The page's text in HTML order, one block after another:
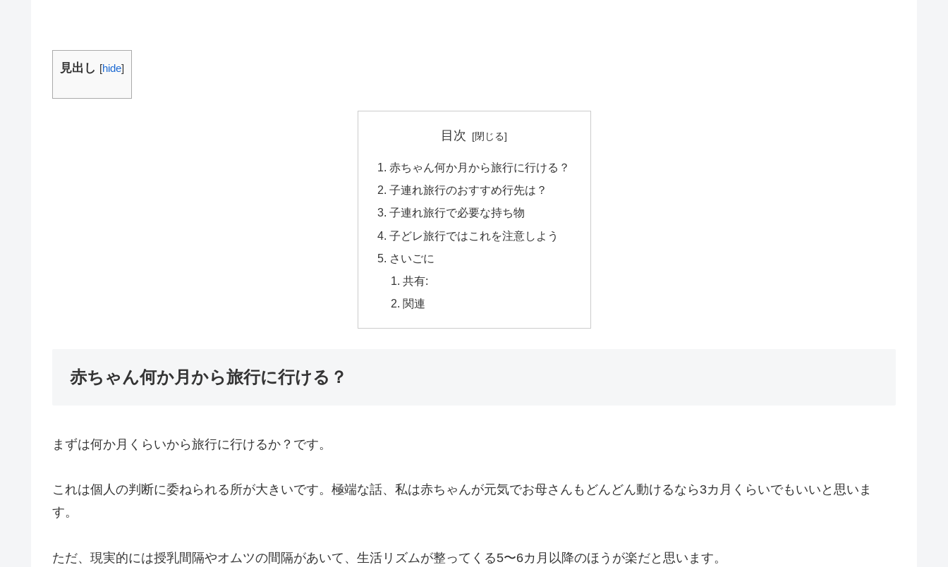
見出し [hide]
目次
赤ちゃん何か月から旅行に行ける？
子連れ旅行のおすすめ行先は？
子連れ旅行で必要な持ち物
子どレ旅行ではこれを注意しよう
さいごに
共有:
関連
赤ちゃん何か月から旅行に行ける？
まずは何か月くらいから旅行に行けるか？です。
これは個人の判断に委ねられる所が大きいです。極端な話、私は赤ちゃんが元気でお母さんもどんどん動けるなら3カ月くらいでもいいと思いま
す。
ただ、現実的には授乳間隔やオムツの間隔があいて、生活リズムが整ってくる5〜6カ月以降のほうが楽だと思います。